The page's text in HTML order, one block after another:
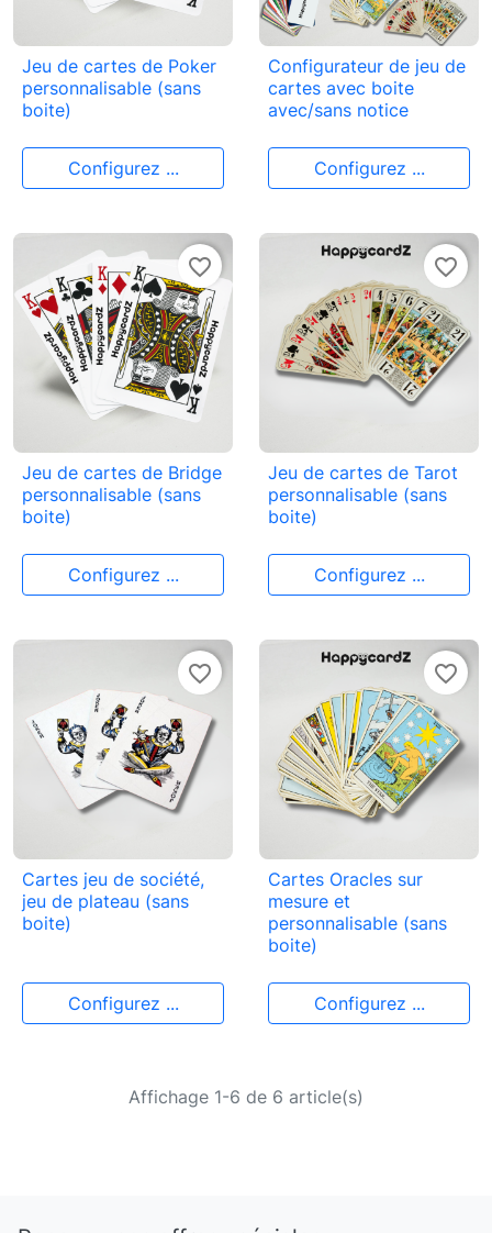
Jeu de cartes de Poker
personnalisable (sans
boite)
Configurez ...
Configurateur de jeu de
cartes avec boite
avec/sans notice
Configurez ...
favorite_border
Jeu de cartes de Bridge
personnalisable (sans
boite)
Configurez ...
favorite_border
Jeu de cartes de Tarot
personnalisable (sans
boite)
Configurez ...
favorite_border
Cartes jeu de société,
jeu de plateau (sans
boite)
Configurez ...
favorite_border
Cartes Oracles sur
mesure et
personnalisable (sans
boite)
Configurez ...
Affichage 1-6 de 6 article(s)